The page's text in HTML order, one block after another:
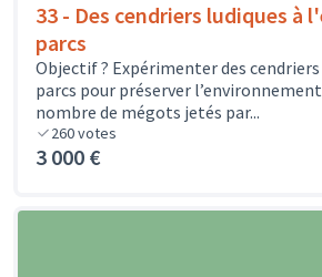
33 - Des cendriers ludiques à
parcs
Objectif ? Expérimenter des
parcs pour préserver
nombre de mégots jetés par...
260votes
3 000 €